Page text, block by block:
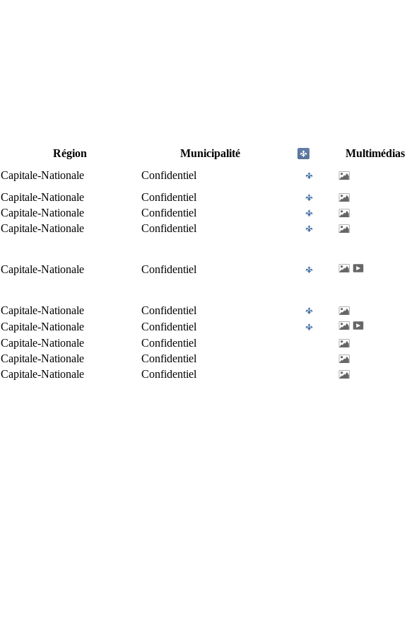
Région Municipalité
Multimédias
Capitale-Nationale
Confidentiel
Capitale-Nationale
Confidentiel
Capitale-Nationale
Confidentiel
Capitale-Nationale Confidentiel
Capitale-Nationale Confidentiel
Capitale-Nationale
Confidentiel
Capitale-Nationale
Confidentiel
Capitale-Nationale
Confidentiel
Capitale-Nationale
Confidentiel
Capitale-Nationale Confidentiel